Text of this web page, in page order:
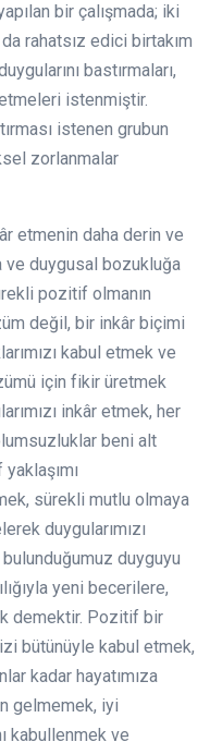
bir çalışmada; iki
rahatsız edici birtakım
bastırmaları,
istenmiştir.
istenen grubun
zorlanmalar
etmenin daha derin ve
ve duygusal bozukluğa
pozitif olmanın
değil, bir inkâr biçimi
kabul etmek ve
için fikir üretmek
inkâr etmek, her
beni alt
sürekli mutlu olmaya
duygularımızı
duyguyu
yeni becerilere,
demektir. Pozitif bir
bütünüyle kabul etmek,
kadar hayatımıza
gelmemek, iyi
kabullenmek ve